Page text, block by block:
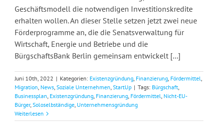
Geschäftsmodell die notwendigen Investitionskredite
erhalten wollen. An dieser Stelle setzen jetzt zwei neue
Förderprogramme an, die die Senatsverwaltung für
Wirtschaft, Energie und Betriebe und die
BürgschaftsBank Berlin gemeinsam entwickelt [...]
Juni 10th, 2022 | Kategorien: Existenzgründung, Finanzierung, Fördermittel,
Migration, News, Soziale Unternehmen, StartUp | Tags: Bürgschaft,
Businessplan, Existenzgründung, Finanzierung, Fördermittel, Nicht-EU-
Bürger, Soloselbständige, Unternehmensgründung
Weiterlesen